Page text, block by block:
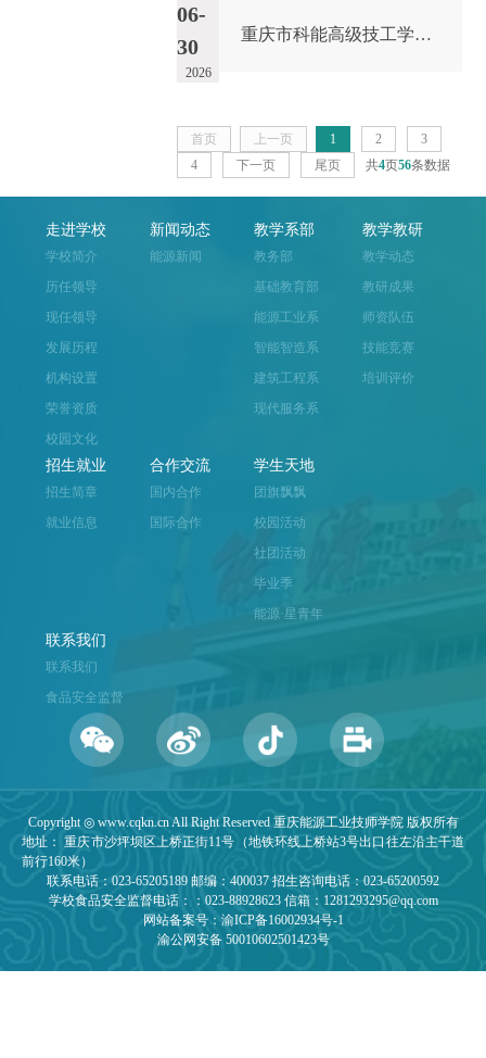
06-
30
2026
重庆市科能高级技工学校第30批（0627育婴员初级）成绩公示（社会评价）
首页 上一页 1 2
3
4
下一页 尾页 共4页56条数据
走进学校
学校简介
历任领导
现任领导
发展历程
机构设置
荣誉资质
校园文化
新闻动态
能源新闻
教学系部
教务部
基础教育部
能源工业系
智能智造系
建筑工程系
现代服务系
教学教研
教学动态
教研成果
师资队伍
技能竞赛
培训评价
招生就业
招生简章
就业信息
合作交流
国内合作
国际合作
学生天地
团旗飘飘
校园活动
社团活动
毕业季
能源·星青年
联系我们
联系我们
食品安全监督
Copyright ◎ www.cqkn.cn All Right Reserved 重庆能源工业技师学院 版权所有
地址： 重庆市沙坪坝区上桥正街11号（地铁环线上桥站3号出口往左沿主干道
前行160米）
联系电话：023-65205189 邮编：400037 招生咨询电话：023-65200592
学校食品安全监督电话：：023-88928623 信箱：1281293295@qq.com
网站备案号：渝ICP备16002934号-1
渝公网安备 50010602501423号